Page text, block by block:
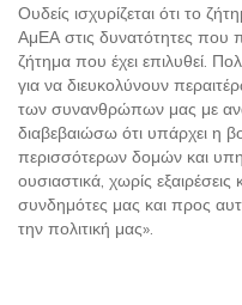
Ουδείς ισχυρίζεται ότι το
ΑμΕΑ στις δυνατότητες που
ζήτημα που έχει επιλυθεί.
για να διευκολύνουν
των συνανθρώπων μας με
διαβεβαιώσω ότι υπάρχει η
περισσότερων δομών και
ουσιαστικά, χωρίς
συνδημότες μας και προς
την πολιτική μας».